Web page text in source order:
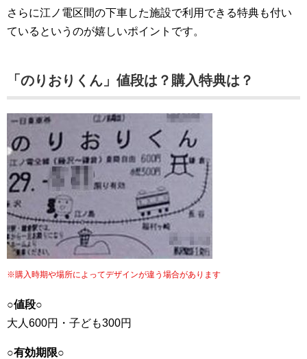
さらに江ノ電区間の下車した施設で利用できる特典も付い
ているというのが嬉しいポイントです。
「のりおりくん」値段は？購入特典は？
※購入時期や場所によってデザインが違う場合があります
○値段○
大人600円・子ども300円
○有効期限○